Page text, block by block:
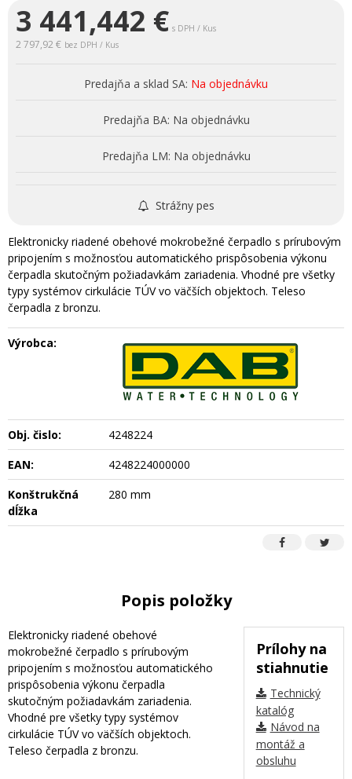
3 441,442 € s DPH / Kus
2 797,92 € bez DPH / Kus
Predajňa a sklad SA: Na objednávku
Predajňa BA: Na objednávku
Predajňa LM: Na objednávku
Strážny pes
Elektronicky riadené obehové mokrobežné čerpadlo s prírubovým
pripojením s možnosťou automatického prispôsobenia výkonu
čerpadla skutočným požiadavkám zariadenia. Vhodné pre všetky
typy systémov cirkulácie TÚV vo väčších objektoch. Teleso
čerpadla z bronzu.
Výrobca:
Obj. čislo:
4248224
EAN:
4248224000000
Konštrukčná
dĺžka
280 mm
Popis položky
Prílohy na
stiahnutie
Technický
katalóg
Návod na
montáž a
obsluhu
Elektronicky riadené obehové
mokrobežné čerpadlo s prírubovým
pripojením s možnosťou automatického
prispôsobenia výkonu čerpadla
skutočným požiadavkám zariadenia.
Vhodné pre všetky typy systémov
cirkulácie TÚV vo väčších objektoch.
Teleso čerpadla z bronzu.